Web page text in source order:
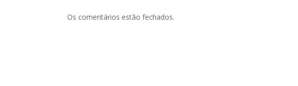
Os comentários estão fechados.